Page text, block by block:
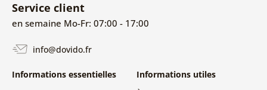
Service client
en semaine Mo-Fr: 07:00 - 17:00
info@dovido.fr
Informations essentielles Informations utiles